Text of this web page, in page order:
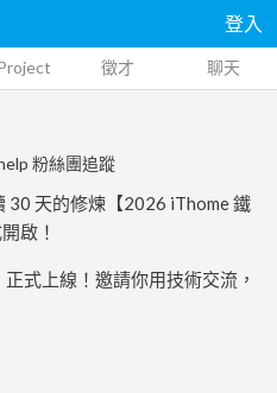
登入
徵才 聊天
粉絲團追蹤
30 天的修煉【2026 iThome 鐵
啟！
式上線！邀請你用技術交流，